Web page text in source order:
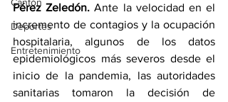
Deportes
Entretenimiento
Pérez Zeledón. Ante la velocidad en el
incremento de contagios y la ocupación
hospitalaria, algunos de los datos
epidemiológicos más severos desde el
inicio de la pandemia, las autoridades
sanitarias tomaron la decisión de